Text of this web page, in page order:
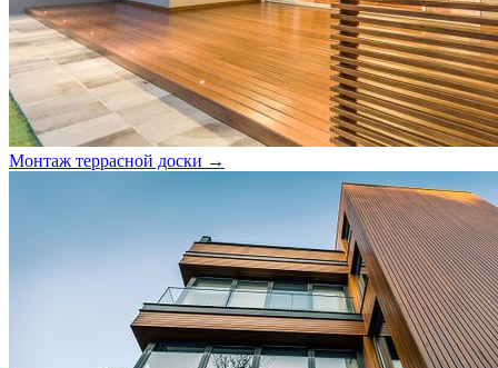
Монтаж террасной доски →